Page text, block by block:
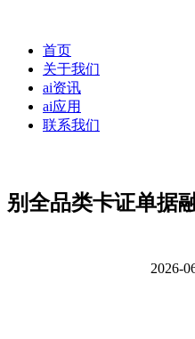
首页
关于我们
ai资讯
ai应用
联系我们
别全品类卡证单据
2026-